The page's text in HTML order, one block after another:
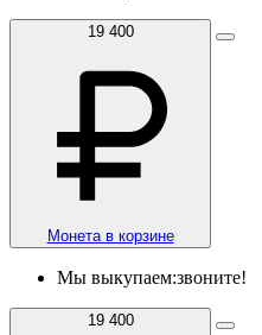
19 400
Монета в корзине
Мы выкупаем:звоните!
19 400